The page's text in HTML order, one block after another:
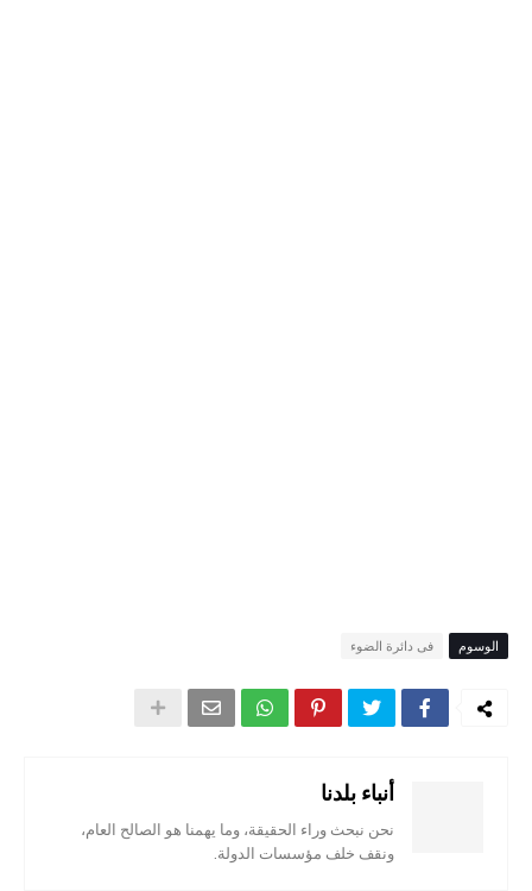
الوسوم فى دائرة الضوء
أنباء بلدنا
نحن نبحث وراء الحقيقة، وما يهمنا هو الصالح العام،
ونقف خلف مؤسسات الدولة.